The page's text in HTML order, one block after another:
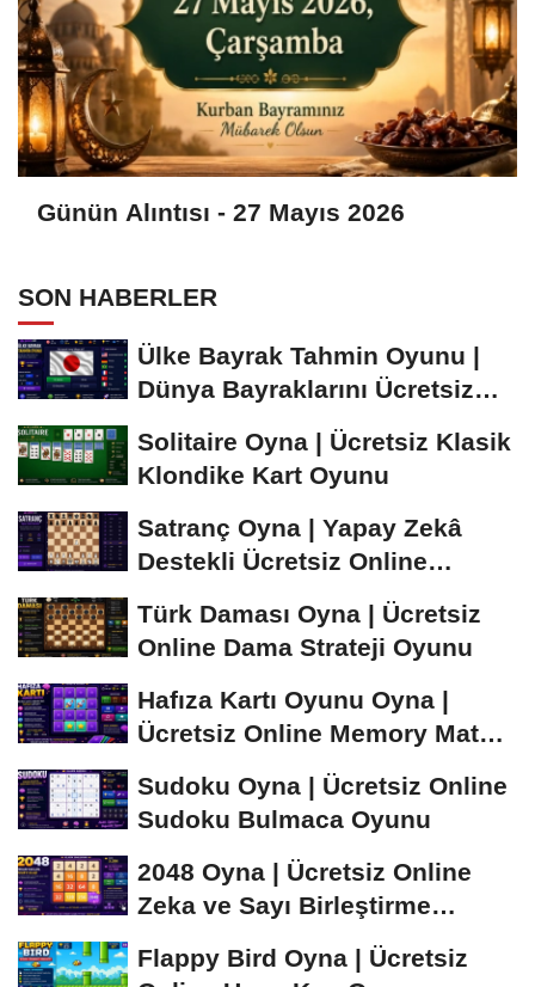
Günün Alıntısı - 27 Mayıs 2026
SON HABERLER
Ülke Bayrak Tahmin Oyunu |
Dünya Bayraklarını Ücretsiz
Solitaire Oyna | Ücretsiz Klasik
Klondike Kart Oyunu
Satranç Oyna | Yapay Zekâ
Destekli Ücretsiz Online
Türk Daması Oyna | Ücretsiz
Online Dama Strateji Oyunu
Hafıza Kartı Oyunu Oyna |
Ücretsiz Online Memory Match
Sudoku Oyna | Ücretsiz Online
Sudoku Bulmaca Oyunu
2048 Oyna | Ücretsiz Online
Zeka ve Sayı Birleştirme
Flappy Bird Oyna | Ücretsiz